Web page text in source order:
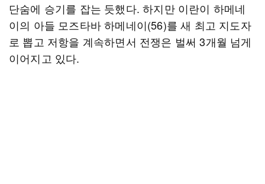
단숨에 승기를 잡는 듯했다. 하지만 이란이 하메네
이의 아들 모즈타바 하메네이(56)를 새 최고 지도자
로 뽑고 저항을 계속하면서 전쟁은 벌써 3개월 넘게
이어지고 있다.